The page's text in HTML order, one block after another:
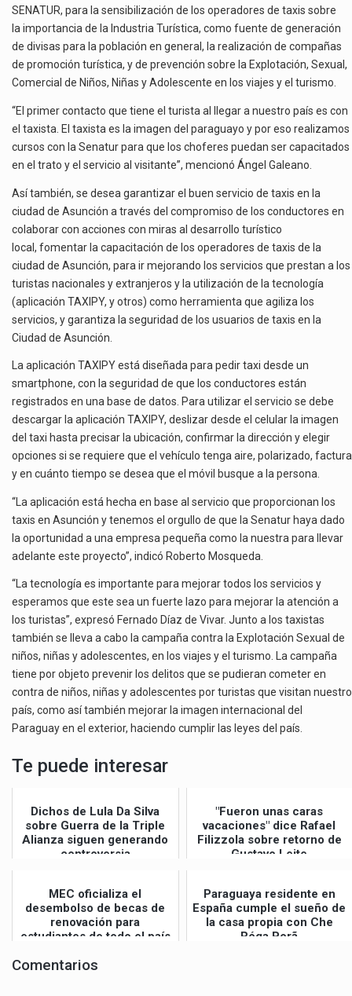
SENATUR, para la sensibilización de los operadores de taxis sobre
la importancia de la Industria Turística, como fuente de generación
de divisas para la población en general, la realización de compañas
de promoción turística, y de prevención sobre la Explotación, Sexual,
Comercial de Niños, Niñas y Adolescente en los viajes y el turismo.
“El primer contacto que tiene el turista al llegar a nuestro país es con
el taxista. El taxista es la imagen del paraguayo y por eso realizamos
cursos con la Senatur para que los choferes puedan ser capacitados
en el trato y el servicio al visitante”, mencionó Ángel Galeano.
Así también, se desea garantizar el buen servicio de taxis en la
ciudad de Asunción a través del compromiso de los conductores en
colaborar con acciones con miras al desarrollo turístico
local, fomentar la capacitación de los operadores de taxis de la
ciudad de Asunción, para ir mejorando los servicios que prestan a los
turistas nacionales y extranjeros y la utilización de la tecnología
(aplicación TAXIPY, y otros) como herramienta que agiliza los
servicios, y garantiza la seguridad de los usuarios de taxis en la
Ciudad de Asunción.
La aplicación TAXIPY está diseñada para pedir taxi desde un
smartphone, con la seguridad de que los conductores están
registrados en una base de datos. Para utilizar el servicio se debe
descargar la aplicación TAXIPY, deslizar desde el celular la imagen
del taxi hasta precisar la ubicación, confirmar la dirección y elegir
opciones si se requiere que el vehículo tenga aire, polarizado, factura
y en cuánto tiempo se desea que el móvil busque a la persona.
“La aplicación está hecha en base al servicio que proporcionan los
taxis en Asunción y tenemos el orgullo de que la Senatur haya dado
la oportunidad a una empresa pequeña como la nuestra para llevar
adelante este proyecto”, indicó Roberto Mosqueda.
“La tecnología es importante para mejorar todos los servicios y
esperamos que este sea un fuerte lazo para mejorar la atención a
los turistas”, expresó Fernado Díaz de Vivar. Junto a los taxistas
también se lleva a cabo la campaña contra la Explotación Sexual de
niños, niñas y adolescentes, en los viajes y el turismo. La campaña
tiene por objeto prevenir los delitos que se pudieran cometer en
contra de niños, niñas y adolescentes por turistas que visitan nuestro
país, como así también mejorar la imagen internacional del
Paraguay en el exterior, haciendo cumplir las leyes del país.
Te puede interesar
Dichos de Lula Da Silva
sobre Guerra de la Triple
Alianza siguen generando
controversia
"Fueron unas caras
vacaciones" dice Rafael
Filizzola sobre retorno de
Gustavo Leite
MEC oficializa el
desembolso de becas de
renovación para
estudiantes de todo el país
Paraguaya residente en
España cumple el sueño de
la casa propia con Che
Róga Porã
Comentarios